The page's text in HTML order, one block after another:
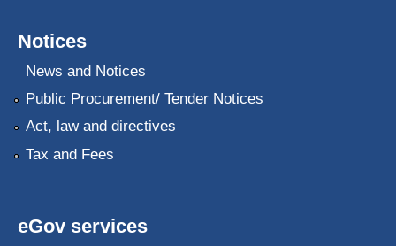
Notices
News and Notices
Public Procurement/ Tender Notices
Act, law and directives
Tax and Fees
eGov services